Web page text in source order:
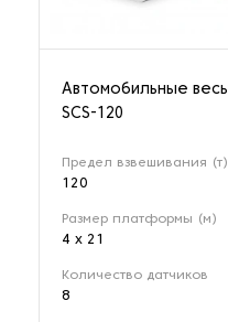
Автомобильные
SCS-120
Предел взвешивания (т)
120
Размер платформы (м)
4 x 21
Количество датчиков
8